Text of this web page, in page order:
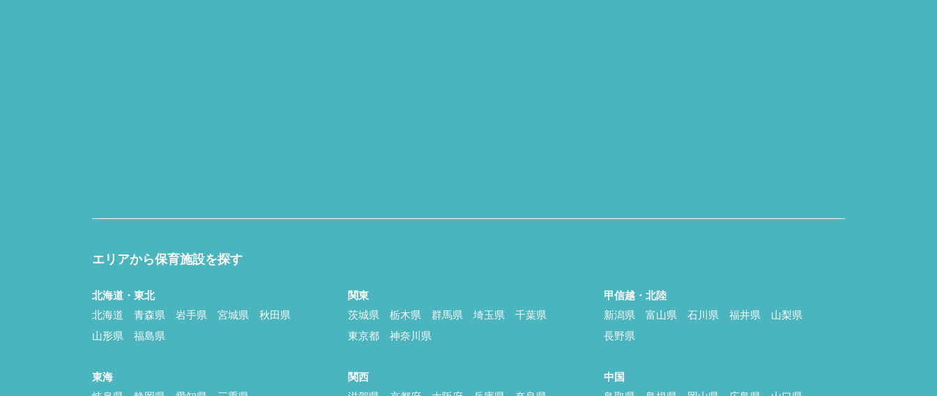
エリアから保育施設を探す
北海道・東北
北海道
青森県 岩手県 宮城県
秋田県
山形県
福島県
関東
茨城県
栃木県 群馬県 埼玉県
千葉県
東京都
神奈川県
甲信越・北陸
新潟県
富山県 石川県 福井県
山梨県
長野県
東海
関西
中国